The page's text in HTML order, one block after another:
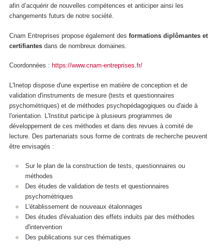
afin d’acquérir de nouvelles compétences et anticiper ainsi les
changements futurs de notre société.
Cnam Entreprises propose également des formations diplômantes et
certifiantes dans de nombreux domaines.
Coordonnées : https://www.cnam-entreprises.fr/
L'Inetop dispose d'une expertise en matière de conception et de
validation d'instruments de mesure (tests et questionnaires
psychométriques) et de méthodes psychopédagogiques ou d'aide à
l'orientation. L'Institut participe à plusieurs programmes de
développement de ces méthodes et dans des revues à comité de
lecture. Des partenariats sous forme de contrats de recherche peuvent
être envisagés :
Sur le plan de la construction de tests, questionnaires ou
méthodes
Des études de validation de tests et questionnaires
psychométriques
L'établissement de nouveaux étalonnages
Des études d'évaluation des effets induits par des méthodes
d'intervention
Des publications sur ces thématiques